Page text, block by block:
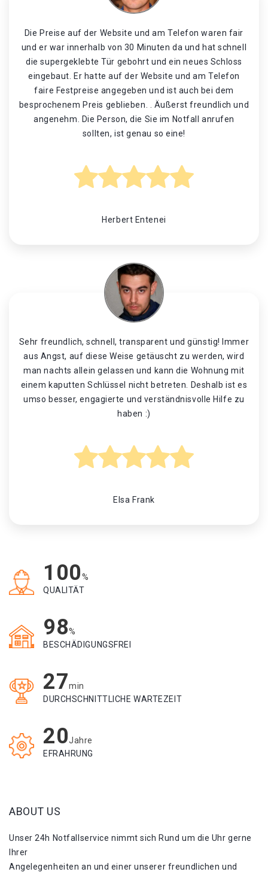
Die Preise auf der Website und am Telefon waren fair
und er war innerhalb von 30 Minuten da und hat schnell
die supergeklebte Tür gebohrt und ein neues Schloss
eingebaut. Er hatte auf der Website und am Telefon
faire Festpreise angegeben und ist auch bei dem
besprochenem Preis geblieben. . Äußerst freundlich und
angenehm. Die Person, die Sie im Notfall anrufen
sollten, ist genau so eine!
Herbert Entenei
Sehr freundlich, schnell, transparent und günstig! Immer
aus Angst, auf diese Weise getäuscht zu werden, wird
man nachts allein gelassen und kann die Wohnung mit
einem kaputten Schlüssel nicht betreten. Deshalb ist es
umso besser, engagierte und verständnisvolle Hilfe zu
haben :)
Elsa Frank
100%
QUALITÄT
98%
BESCHÄDIGUNGSFREI
27min
DURCHSCHNITTLICHE WARTEZEIT
20Jahre
EFRAHRUNG
ABOUT US
Unser 24h Notfallservice nimmt sich Rund um die Uhr gerne
Ihrer
Angelegenheiten an und einer unserer freundlichen und